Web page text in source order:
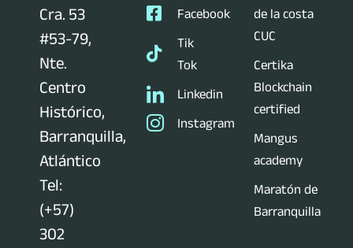
Cra. 53
#53-79,
Nte.
Centro
Histórico,
Barranquilla,
Atlántico
Tel:
(+57)
302
Facebook
Tik
Tok
Linkedin
Instagram
de la costa
CUC
Certika
Blockchain
certified
Mangus
academy
Maratón de
Barranquilla